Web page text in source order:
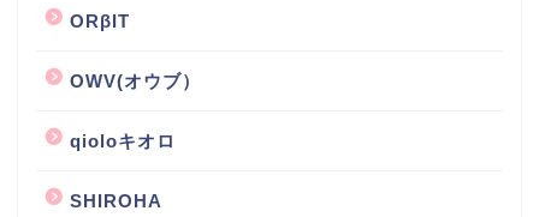
ORβIT
OWV(オウブ）
qioloキオロ
SHIROHA